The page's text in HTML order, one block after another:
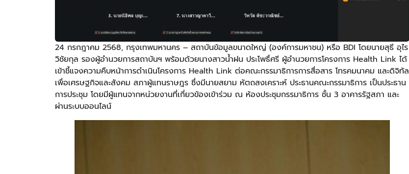
24 กรกฎาคม 2568, กรุงเทพมหานคร – สถาบันข้อมูลขนาดใหญ่ (องค์การมหาชน) หรือ BDI โดยนายสุธี อุไร
วิชัยกุล รองผู้อำนวยการสถาบันฯ พร้อมด้วยนางสาวน้ำฝน ประโพธิ์ศรี ผู้อำนวยการโครงการ Health Link ได้
เข้าชี้แจงความคืบหน้าการดำเนินโครงการ Health Link ต่อคณะกรรมาธิการการสื่อสาร โทรคมนาคม และดิจิทัล
เพื่อเศรษฐกิจและสังคม สภาผู้แทนราษฎร ซึ่งมีนายสยาม หัตถสงเคราะห์ ประธานคณะกรรมาธิการ เป็นประธาน
การประชุม โดยมีผู้แทนจากหน่วยงานที่เกี่ยวข้องเข้าร่วม ณ ห้องประชุมกรรมาธิการ ชั้น 3 อาคารรัฐสภา และ
ผ่านระบบออนไลน์